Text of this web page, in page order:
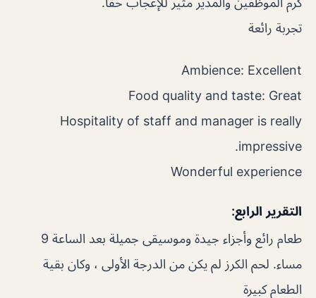
تجربة رائعة
Ambience: Excellent
Food quality and taste: Great
Hospitality of staff and manager is really
impressive.
Wonderful experience
التقرير الرابع:
طعام رائع وأجزاء جيدة وموسيقى جميلة بعد الساعة 9
مساء. لحم الكرز لم يكن من الدرجة الأولى ، وكان بقية
الطعام كبيرة